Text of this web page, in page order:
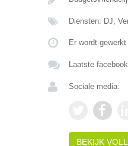
Diensten: DJ,
Er wordt
Laatste
Sociale media:
BEKIJK